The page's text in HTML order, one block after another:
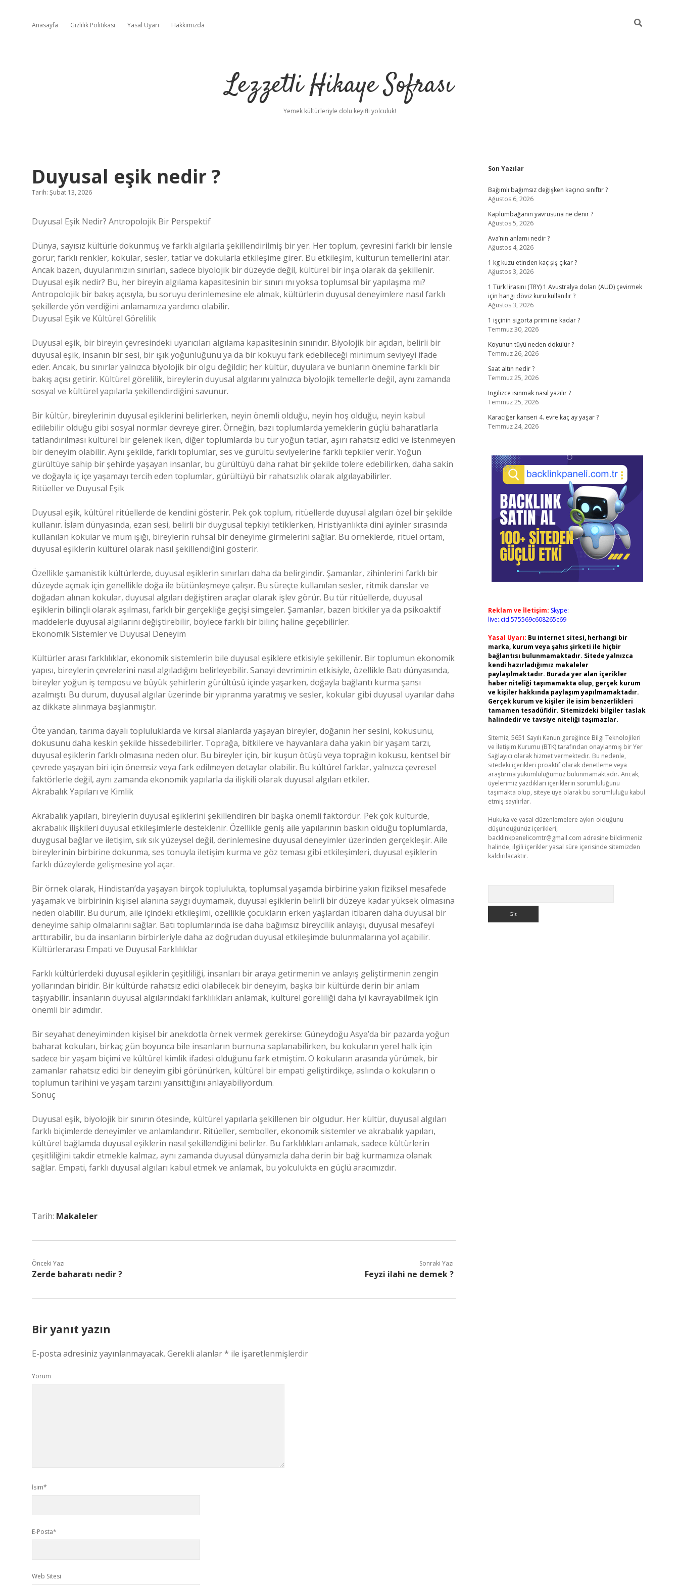
Anasayfa Gizlilik Politikası Yasal Uyarı Hakkımızda
Lezzetli Hikaye Sofrası
Yemek kültürleriyle dolu keyifli yolculuk!
Duyusal eşik nedir ?
Tarih: Şubat 13, 2026
Duyusal Eşik Nedir? Antropolojik Bir Perspektif
Dünya, sayısız kültürle dokunmuş ve farklı algılarla şekillendirilmiş bir yer. Her toplum, çevresini farklı bir lensle
görür; farklı renkler, kokular, sesler, tatlar ve dokularla etkileşime girer. Bu etkileşim, kültürün temellerini atar.
Ancak bazen, duyularımızın sınırları, sadece biyolojik bir düzeyde değil, kültürel bir inşa olarak da şekillenir.
Duyusal eşik nedir? Bu, her bireyin algılama kapasitesinin bir sınırı mı yoksa toplumsal bir yapılaşma mı?
Antropolojik bir bakış açısıyla, bu soruyu derinlemesine ele almak, kültürlerin duyusal deneyimlere nasıl farklı
şekillerde yön verdiğini anlamamıza yardımcı olabilir.
Duyusal Eşik ve Kültürel Görelilik
Duyusal eşik, bir bireyin çevresindeki uyarıcıları algılama kapasitesinin sınırıdır. Biyolojik bir açıdan, belirli bir
duyusal eşik, insanın bir sesi, bir ışık yoğunluğunu ya da bir kokuyu fark edebileceği minimum seviyeyi ifade
eder. Ancak, bu sınırlar yalnızca biyolojik bir olgu değildir; her kültür, duyulara ve bunların önemine farklı bir
bakış açısı getirir. Kültürel görelilik, bireylerin duyusal algılarını yalnızca biyolojik temellerle değil, aynı zamanda
sosyal ve kültürel yapılarla şekillendirdiğini savunur.
Bir kültür, bireylerinin duyusal eşiklerini belirlerken, neyin önemli olduğu, neyin hoş olduğu, neyin kabul
edilebilir olduğu gibi sosyal normlar devreye girer. Örneğin, bazı toplumlarda yemeklerin güçlü baharatlarla
tatlandırılması kültürel bir gelenek iken, diğer toplumlarda bu tür yoğun tatlar, aşırı rahatsız edici ve istenmeyen
bir deneyim olabilir. Aynı şekilde, farklı toplumlar, ses ve gürültü seviyelerine farklı tepkiler verir. Yoğun
gürültüye sahip bir şehirde yaşayan insanlar, bu gürültüyü daha rahat bir şekilde tolere edebilirken, daha sakin
ve doğayla iç içe yaşamayı tercih eden toplumlar, gürültüyü bir rahatsızlık olarak algılayabilirler.
Ritüeller ve Duyusal Eşik
Duyusal eşik, kültürel ritüellerde de kendini gösterir. Pek çok toplum, ritüellerde duyusal algıları özel bir şekilde
kullanır. İslam dünyasında, ezan sesi, belirli bir duygusal tepkiyi tetiklerken, Hristiyanlıkta dini ayinler sırasında
kullanılan kokular ve mum ışığı, bireylerin ruhsal bir deneyime girmelerini sağlar. Bu örneklerde, ritüel ortam,
duyusal eşiklerin kültürel olarak nasıl şekillendiğini gösterir.
Özellikle şamanistik kültürlerde, duyusal eşiklerin sınırları daha da belirgindir. Şamanlar, zihinlerini farklı bir
düzeyde açmak için genellikle doğa ile bütünleşmeye çalışır. Bu süreçte kullanılan sesler, ritmik danslar ve
doğadan alınan kokular, duyusal algıları değiştiren araçlar olarak işlev görür. Bu tür ritüellerde, duyusal
eşiklerin bilinçli olarak aşılması, farklı bir gerçekliğe geçişi simgeler. Şamanlar, bazen bitkiler ya da psikoaktif
maddelerle duyusal algılarını değiştirebilir, böylece farklı bir bilinç haline geçebilirler.
Ekonomik Sistemler ve Duyusal Deneyim
Kültürler arası farklılıklar, ekonomik sistemlerin bile duyusal eşiklere etkisiyle şekillenir. Bir toplumun ekonomik
yapısı, bireylerin çevrelerini nasıl algıladığını belirleyebilir. Sanayi devriminin etkisiyle, özellikle Batı dünyasında,
bireyler yoğun iş temposu ve büyük şehirlerin gürültüsü içinde yaşarken, doğayla bağlantı kurma şansı
azalmıştı. Bu durum, duyusal algılar üzerinde bir yıpranma yaratmış ve sesler, kokular gibi duyusal uyarılar daha
az dikkate alınmaya başlanmıştır.
Öte yandan, tarıma dayalı topluluklarda ve kırsal alanlarda yaşayan bireyler, doğanın her sesini, kokusunu,
dokusunu daha keskin şekilde hissedebilirler. Toprağa, bitkilere ve hayvanlara daha yakın bir yaşam tarzı,
duyusal eşiklerin farklı olmasına neden olur. Bu bireyler için, bir kuşun ötüşü veya toprağın kokusu, kentsel bir
çevrede yaşayan biri için önemsiz veya fark edilmeyen detaylar olabilir. Bu kültürel farklar, yalnızca çevresel
faktörlerle değil, aynı zamanda ekonomik yapılarla da ilişkili olarak duyusal algıları etkiler.
Akrabalık Yapıları ve Kimlik
Akrabalık yapıları, bireylerin duyusal eşiklerini şekillendiren bir başka önemli faktördür. Pek çok kültürde,
akrabalık ilişkileri duyusal etkileşimlerle desteklenir. Özellikle geniş aile yapılarının baskın olduğu toplumlarda,
duygusal bağlar ve iletişim, sık sık yüzeysel değil, derinlemesine duyusal deneyimler üzerinden gerçekleşir. Aile
bireylerinin birbirine dokunma, ses tonuyla iletişim kurma ve göz teması gibi etkileşimleri, duyusal eşiklerin
farklı düzeylerde gelişmesine yol açar.
Bir örnek olarak, Hindistan’da yaşayan birçok toplulukta, toplumsal yaşamda birbirine yakın fiziksel mesafede
yaşamak ve birbirinin kişisel alanına saygı duymamak, duyusal eşiklerin belirli bir düzeye kadar yüksek olmasına
neden olabilir. Bu durum, aile içindeki etkileşimi, özellikle çocukların erken yaşlardan itibaren daha duyusal bir
deneyime sahip olmalarını sağlar. Batı toplumlarında ise daha bağımsız bireycilik anlayışı, duyusal mesafeyi
arttırabilir, bu da insanların birbirleriyle daha az doğrudan duyusal etkileşimde bulunmalarına yol açabilir.
Kültürlerarası Empati ve Duyusal Farklılıklar
Farklı kültürlerdeki duyusal eşiklerin çeşitliliği, insanları bir araya getirmenin ve anlayış geliştirmenin zengin
yollarından biridir. Bir kültürde rahatsız edici olabilecek bir deneyim, başka bir kültürde derin bir anlam
taşıyabilir. İnsanların duyusal algılarındaki farklılıkları anlamak, kültürel göreliliği daha iyi kavrayabilmek için
önemli bir adımdır.
Bir seyahat deneyiminden kişisel bir anekdotla örnek vermek gerekirse: Güneydoğu Asya’da bir pazarda yoğun
baharat kokuları, birkaç gün boyunca bile insanların burnuna saplanabilirken, bu kokuların yerel halk için
sadece bir yaşam biçimi ve kültürel kimlik ifadesi olduğunu fark etmiştim. O kokuların arasında yürümek, bir
zamanlar rahatsız edici bir deneyim gibi görünürken, kültürel bir empati geliştirdikçe, aslında o kokuların o
toplumun tarihini ve yaşam tarzını yansıttığını anlayabiliyordum.
Sonuç
Duyusal eşik, biyolojik bir sınırın ötesinde, kültürel yapılarla şekillenen bir olgudur. Her kültür, duyusal algıları
farklı biçimlerde deneyimler ve anlamlandırır. Ritüeller, semboller, ekonomik sistemler ve akrabalık yapıları,
kültürel bağlamda duyusal eşiklerin nasıl şekillendiğini belirler. Bu farklılıkları anlamak, sadece kültürlerin
çeşitliliğini takdir etmekle kalmaz, aynı zamanda duyusal dünyamızla daha derin bir bağ kurmamıza olanak
sağlar. Empati, farklı duyusal algıları kabul etmek ve anlamak, bu yolculukta en güçlü aracımızdır.
Tarih: Makaleler
Önceki Yazı
Zerde baharatı nedir ?
Sonraki Yazı
Feyzi ilahi ne demek ?
Bir yanıt yazın
E-posta adresiniz yayınlanmayacak. Gerekli alanlar* ile işaretlenmişlerdir
Yorum
İsim*
E-Posta*
Web Sitesi
Sidebar
Son Yazılar
Bağımlı bağımsız değişken kaçıncı sınıftır ?
Ağustos 6, 2026
Kaplumbağanın yavrusuna ne denir ?
Ağustos 5, 2026
Ava’nın anlamı nedir ?
Ağustos 4, 2026
1 kg kuzu etinden kaç şiş çıkar ?
Ağustos 3, 2026
1 Türk lirasını (TRY) 1 Avustralya doları (AUD) çevirmek
için hangi döviz kuru kullanılır ?
Ağustos 3, 2026
1 işçinin sigorta primi ne kadar ?
Temmuz 30, 2026
Koyunun tüyü neden dökülür ?
Temmuz 26, 2026
Saat altın nedir ?
Temmuz 25, 2026
Ingilizce ısınmak nasıl yazılır ?
Temmuz 25, 2026
Karaciğer kanseri 4. evre kaç ay yaşar ?
Temmuz 24, 2026
Reklam ve İletişim: Skype:
live:.cid.575569c608265c69
Yasal Uyarı: Bu internet sitesi, herhangi bir
marka, kurum veya şahıs şirketi ile hiçbir
bağlantısı bulunmamaktadır. Sitede yalnızca
kendi hazırladığımız makaleler
paylaşılmaktadır. Burada yer alan içerikler
haber niteliği taşımamakta olup, gerçek kurum
ve kişiler hakkında paylaşım yapılmamaktadır.
Gerçek kurum ve kişiler ile isim benzerlikleri
tamamen tesadüfidir. Sitemizdeki bilgiler taslak
halindedir ve tavsiye niteliği taşımazlar.
Sitemiz, 5651 Sayılı Kanun gereğince Bilgi Teknolojileri
ve İletişim Kurumu (BTK) tarafından onaylanmış bir Yer
Sağlayıcı olarak hizmet vermektedir. Bu nedenle,
sitedeki içerikleri proaktif olarak denetleme veya
araştırma yükümlülüğümüz bulunmamaktadır. Ancak,
üyelerimiz yazdıkları içeriklerin sorumluluğunu
taşımakta olup, siteye üye olarak bu sorumluluğu kabul
etmiş sayılırlar.
Hukuka ve yasal düzenlemelere aykırı olduğunu
düşündüğünüz içerikleri,
backlinkpanelicomtr@gmail.com adresine bildirmeniz
halinde, ilgili içerikler yasal süre içerisinde sitemizden
kaldırılacaktır.